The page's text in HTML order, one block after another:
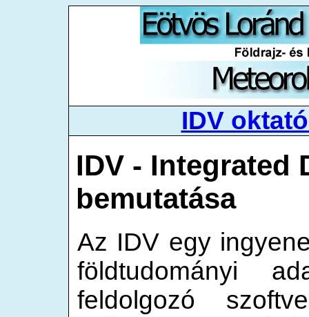
IDV
IDV - Integrated
bemutatása
Az IDV egy
földtudományi
feldolgozó